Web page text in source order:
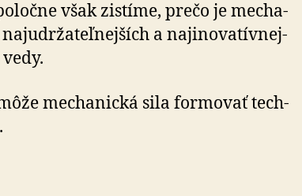
však zistíme, prečo je me­cha­
naj­udr­ža­teľ­nej­ších a naj­ino­va­tív­nej­
mechanická sila formovať tech­